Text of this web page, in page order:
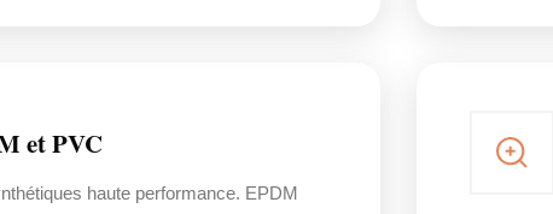
et PVC
haute performance. EPDM